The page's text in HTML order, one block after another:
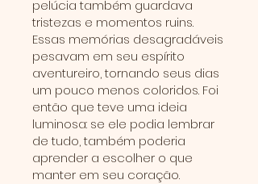
pelúcia também guardava
tristezas e momentos ruins.
Essas memórias desagradáveis
pesavam em seu espírito
aventureiro, tornando seus dias
um pouco menos coloridos. Foi
então que teve uma ideia
luminosa: se ele podia lembrar
de tudo, também poderia
aprender a escolher o que
manter em seu coração.